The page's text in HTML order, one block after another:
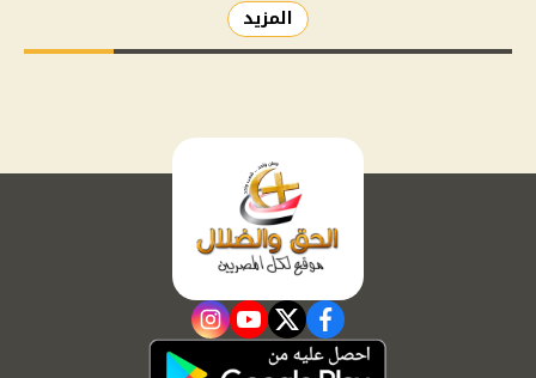
المزيد
facebook
twitter
youtube
instagram